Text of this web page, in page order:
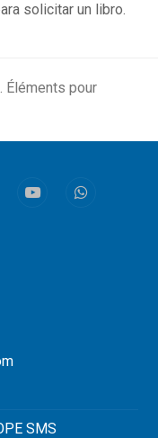
solicitar un libro.
Éléments pour
YoutubeWhatsapp
SMS